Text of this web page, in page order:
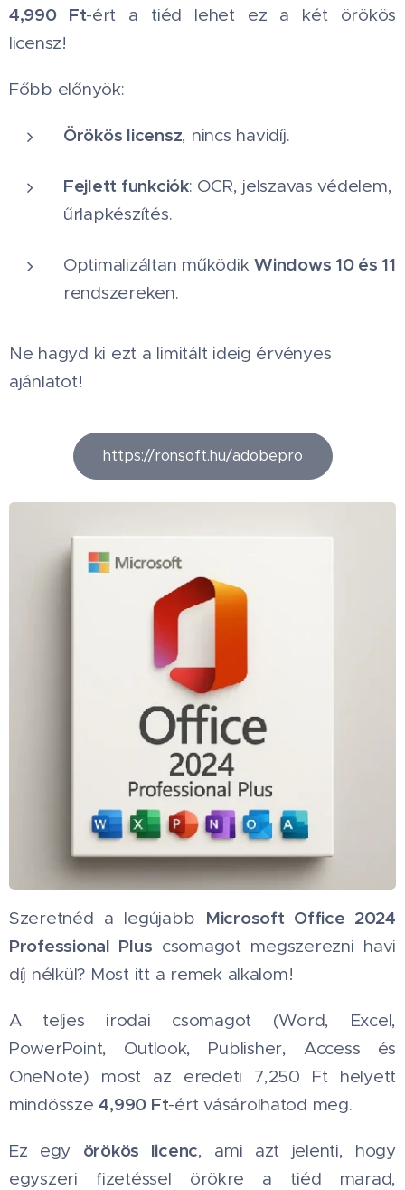
4,990 Ft-ért a tiéd lehet ez a két örökös
licensz!
Főbb előnyök:
Örökös licensz, nincs havidíj.
Fejlett funkciók: OCR, jelszavas védelem,
űrlapkészítés.
Optimalizáltan működikWindows 10 és 11
rendszereken.
Ne hagyd ki ezt a limitált ideig érvényes
ajánlatot! 🚀
https://ronsoft.hu/adobepro
Szeretnéd a legújabb Microsoft Office 2024
Professional Plus csomagot megszerezni havi
díj nélkül? Most itt a remek alkalom! 🤩
A teljes irodai csomagot (Word, Excel,
PowerPoint, Outlook, Publisher, Access és
OneNote) most az eredeti 7,250 Ft helyett
mindössze4,990 Ft-ért vásárolhatod meg.
Ez egy örökös licenc, ami azt jelenti, hogy
egyszeri fizetéssel örökre a tiéd marad,